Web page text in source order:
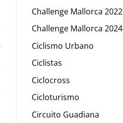
Challenge Mallorca 2022
Challenge Mallorca 2024
Ciclismo Urbano
Ciclistas
Ciclocross
Cicloturismo
Circuito Guadiana